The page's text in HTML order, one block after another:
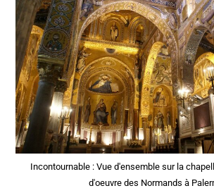
Incontournable : Vue d'ensemble sur la
d'oeuvre des Normands à